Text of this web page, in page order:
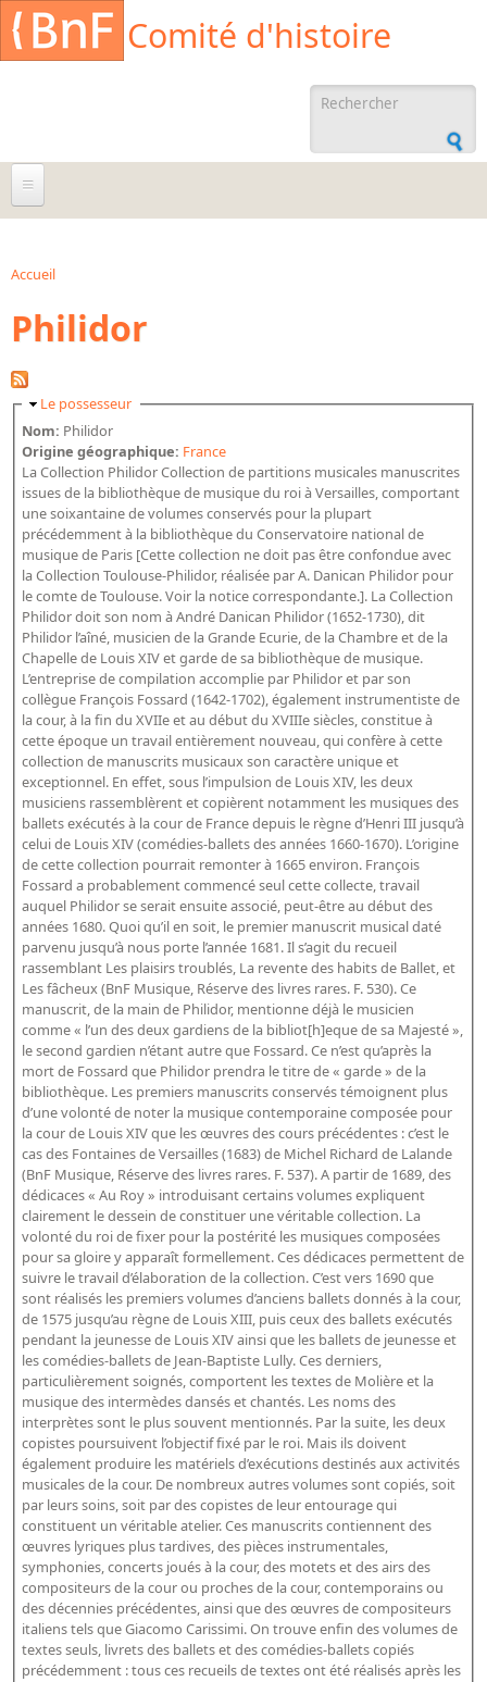
Aller au contenu principal
Comité d'histoire
recherche
À propos
Agenda
Ressources documentaires
Archives orales
Bibliographies
Bibliographie sur la BnF
Bibliographie historique de la Bibliothèque nationale de
France
Dictionnaire de la BnF
Dictionnaire BnF : recherche avancée
Dictionnaire BnF : index
Dictionnaire des fonds spéciaux et des principales collections et
provenances
Recherche de fonds, collections et provenances
L'histoire de la BnF en objets
Explorer
Organigrammes de la bibliothèque
Rapports d'activité de la Bibliothèque
Répertoire
Répertoire des catalogues d'expositions
Répertoire des catalogues
Répertoire des manuscrits du XXe siècle
Publications
Guides des sources publiés
Ouvrages et documents sur la BnF numérisés dans Gallica
Revue de la Bibliothèque nationale de France
Directeurs de la Bibliothèque nationale du XIVe siècle à nos jours
Listes et biographies des directeurs de départements
Implantations de la Bibliothèque nationale de France
Le fil de l'histoire (frise chonologique)
La Bibliothèque nationale de France à livre ouvert
Richelieu, Bibliothèques - Musée - Galeries
Gallica - Son histoire
Dépôt de la Commission de récupération artistique
Appels
Appel à chercheurs : bourse Comité d’histoire de la BnF
Appel à projets
Recherche de sujets de recherche
Accueil
Philidor
Masquer
Le possesseur
Nom: Philidor
Origine géographique: France
La Collection Philidor Collection de partitions musicales manuscrites
issues de la bibliothèque de musique du roi à Versailles, comportant
une soixantaine de volumes conservés pour la plupart
précédemment à la bibliothèque du Conservatoire national de
musique de Paris [Cette collection ne doit pas être confondue avec
la Collection Toulouse-Philidor, réalisée par A. Danican Philidor pour
le comte de Toulouse. Voir la notice correspondante.]. La Collection
Philidor doit son nom à André Danican Philidor (1652-1730), dit
Philidor l’aîné, musicien de la Grande Ecurie, de la Chambre et de la
Chapelle de Louis XIV et garde de sa bibliothèque de musique.
L’entreprise de compilation accomplie par Philidor et par son
collègue François Fossard (1642-1702), également instrumentiste de
la cour, à la fin du XVIIe et au début du XVIIIe siècles, constitue à
cette époque un travail entièrement nouveau, qui confère à cette
collection de manuscrits musicaux son caractère unique et
exceptionnel. En effet, sous l’impulsion de Louis XIV, les deux
musiciens rassemblèrent et copièrent notamment les musiques des
ballets exécutés à la cour de France depuis le règne d’Henri III jusqu’à
celui de Louis XIV (comédies-ballets des années 1660-1670). L’origine
de cette collection pourrait remonter à 1665 environ. François
Fossard a probablement commencé seul cette collecte, travail
auquel Philidor se serait ensuite associé, peut-être au début des
années 1680. Quoi qu’il en soit, le premier manuscrit musical daté
parvenu jusqu’à nous porte l’année 1681. Il s’agit du recueil
rassemblant Les plaisirs troublés, La revente des habits de Ballet, et
Les fâcheux (BnF Musique, Réserve des livres rares. F. 530). Ce
manuscrit, de la main de Philidor, mentionne déjà le musicien
comme « l’un des deux gardiens de la bibliot[h]eque de sa Majesté »,
le second gardien n’étant autre que Fossard. Ce n’est qu’après la
mort de Fossard que Philidor prendra le titre de « garde » de la
bibliothèque. Les premiers manuscrits conservés témoignent plus
d’une volonté de noter la musique contemporaine composée pour
la cour de Louis XIV que les œuvres des cours précédentes : c’est le
cas des Fontaines de Versailles (1683) de Michel Richard de Lalande
(BnF Musique, Réserve des livres rares. F. 537). A partir de 1689, des
dédicaces « Au Roy » introduisant certains volumes expliquent
clairement le dessein de constituer une véritable collection. La
volonté du roi de fixer pour la postérité les musiques composées
pour sa gloire y apparaît formellement. Ces dédicaces permettent de
suivre le travail d’élaboration de la collection. C’est vers 1690 que
sont réalisés les premiers volumes d’anciens ballets donnés à la cour,
de 1575 jusqu’au règne de Louis XIII, puis ceux des ballets exécutés
pendant la jeunesse de Louis XIV ainsi que les ballets de jeunesse et
les comédies-ballets de Jean-Baptiste Lully. Ces derniers,
particulièrement soignés, comportent les textes de Molière et la
musique des intermèdes dansés et chantés. Les noms des
interprètes sont le plus souvent mentionnés. Par la suite, les deux
copistes poursuivent l’objectif fixé par le roi. Mais ils doivent
également produire les matériels d’exécutions destinés aux activités
musicales de la cour. De nombreux autres volumes sont copiés, soit
par leurs soins, soit par des copistes de leur entourage qui
constituent un véritable atelier. Ces manuscrits contiennent des
œuvres lyriques plus tardives, des pièces instrumentales,
symphonies, concerts joués à la cour, des motets et des airs des
compositeurs de la cour ou proches de la cour, contemporains ou
des décennies précédentes, ainsi que des œuvres de compositeurs
italiens tels que Giacomo Carissimi. On trouve enfin des volumes de
textes seuls, livrets des ballets et des comédies-ballets copiés
précédemment : tous ces recueils de textes ont été réalisés après les
Cookies management panel